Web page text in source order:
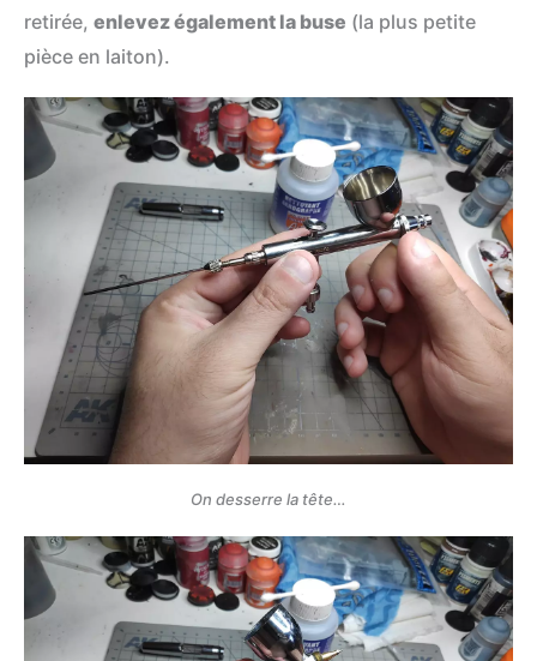
retirée, enlevez également la buse (la plus petite
pièce en laiton).
On desserre la tête…